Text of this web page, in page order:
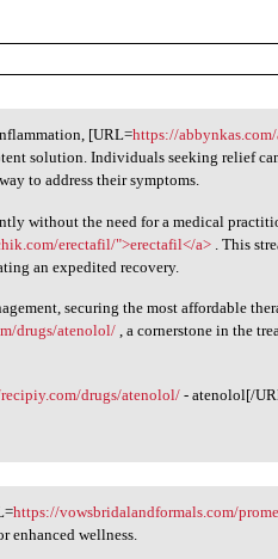
[URL=https://
solution. Individuals seeking relief
to address their symptoms.
without the need for a medical
erectafil/">erectafil</a> . This
an expedited recovery.
securing the most affordable
drugs/atenolol/, a cornerstone in the
drugs/atenolol/- atenolol[/
https://vowsbridalandformals.com/
enhanced wellness.